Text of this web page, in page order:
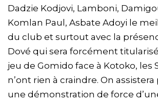
Dadzie Kodjovi, Lamboni,
Komlan Paul, Asbate Adoyi le
du club et surtout avec la
Dové qui sera forcément
jeu de Gomido face à Kotoko, les
n’ont rien à craindre. On
une démonstration de force